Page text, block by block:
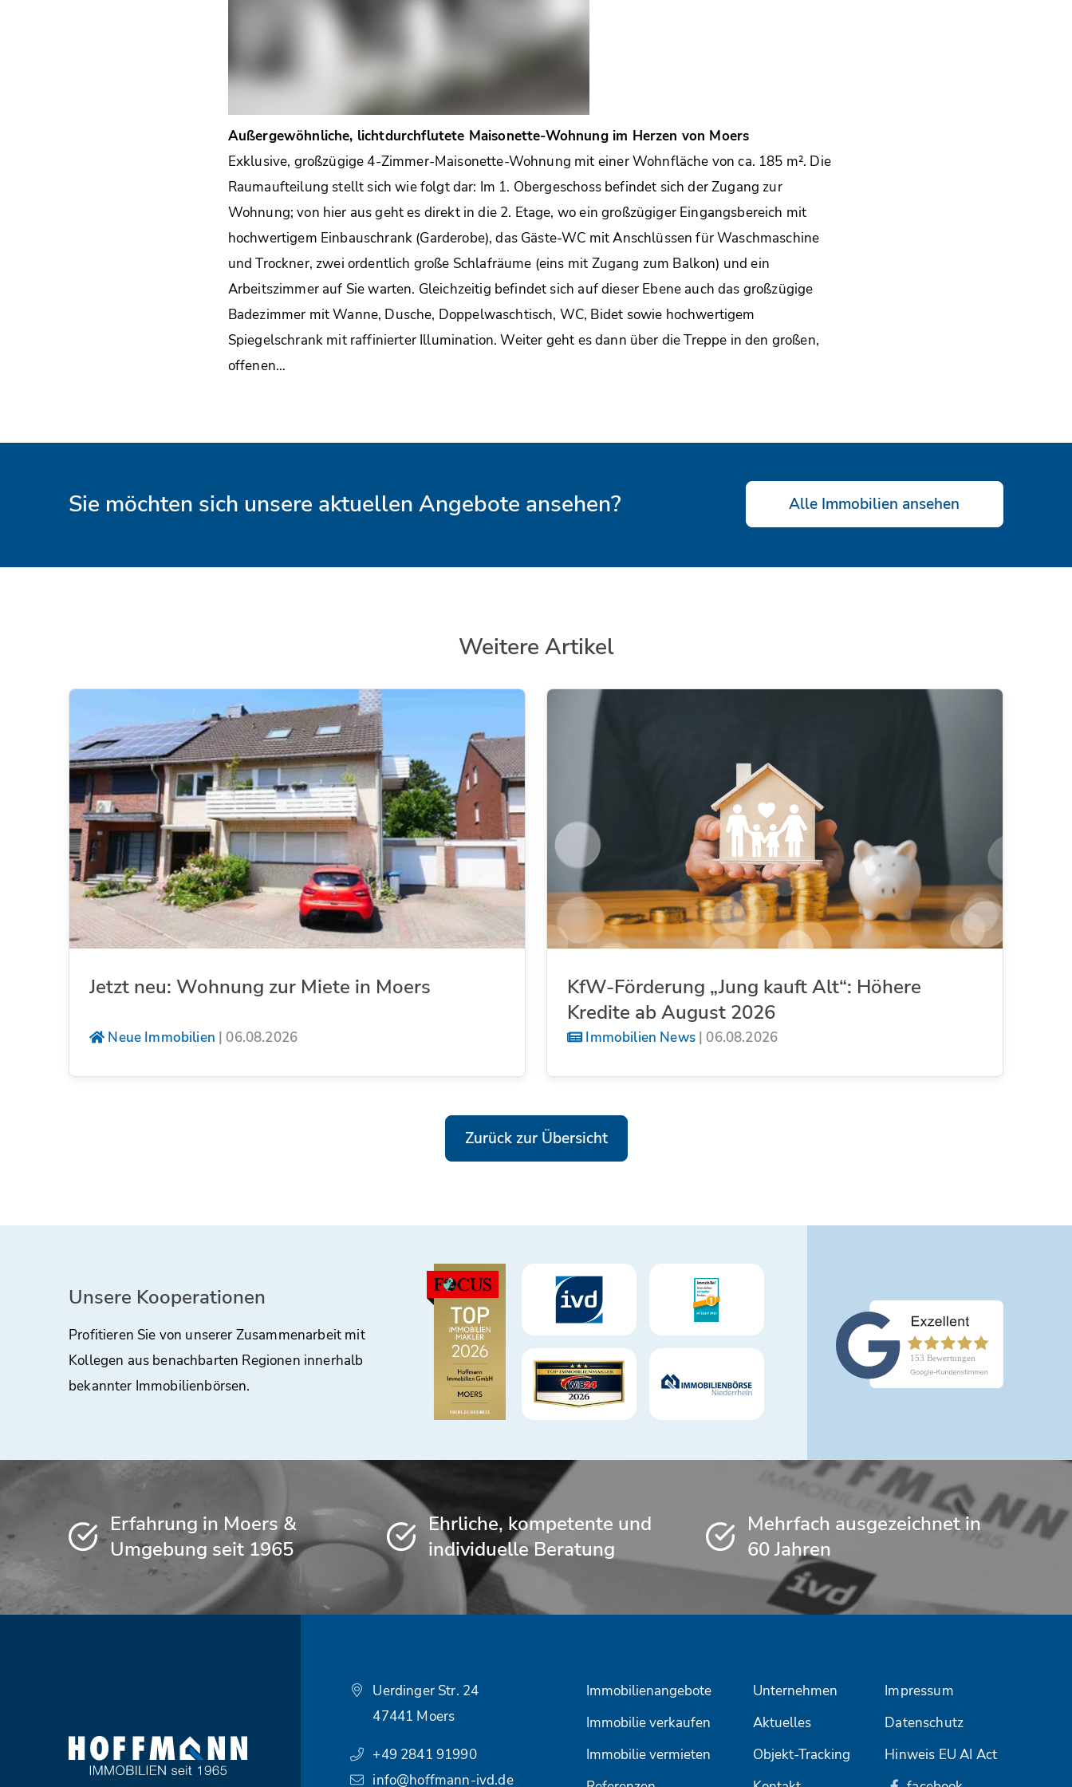
Außergewöhnliche, lichtdurchflutete Maisonette-Wohnung im Herzen von Moers
Exklusive, großzügige 4-Zimmer-Maisonette-Wohnung mit einer Wohnfläche von ca. 185 m². Die
Raumaufteilung stellt sich wie folgt dar: Im 1. Obergeschoss befindet sich der Zugang zur
Wohnung; von hier aus geht es direkt in die 2. Etage, wo ein großzügiger Eingangsbereich mit
hochwertigem Einbauschrank (Garderobe), das Gäste-WC mit Anschlüssen für Waschmaschine
und Trockner, zwei ordentlich große Schlafräume (eins mit Zugang zum Balkon) und ein
Arbeitszimmer auf Sie warten. Gleichzeitig befindet sich auf dieser Ebene auch das großzügige
Badezimmer mit Wanne, Dusche, Doppelwaschtisch, WC, Bidet sowie hochwertigem
Spiegelschrank mit raffinierter Illumination. Weiter geht es dann über die Treppe in den großen,
offenen…
Sie möchten sich unsere aktuellen Angebote ansehen? Alle Immobilien ansehen
Weitere Artikel
Jetzt neu: Wohnung zur Miete in Moers
Neue Immobilien | 06.08.2026
KfW-Förderung „Jung kauft Alt“: Höhere
Kredite ab August 2026
Immobilien News| 06.08.2026
Zurück zur Übersicht
Unsere Kooperationen
Profitieren Sie von unserer Zusammenarbeit mit
Kollegen aus benachbarten Regionen innerhalb
bekannter Immobilienbörsen.
Erfahrung in Moers &
Umgebung seit 1965
Ehrliche, kompetente und
individuelle Beratung
Mehrfach ausgezeichnet in
60 Jahren
Uerdinger Str. 24
47441 Moers
+49 2841 91990
info@hoffmann-ivd.de
Immobilienangebote
Unternehmen
Immobilie verkaufen
Aktuelles
Immobilie vermieten
Objekt-Tracking
Impressum
Datenschutz
Hinweis EU AI Act